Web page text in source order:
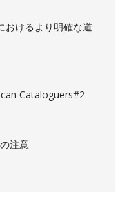
おけるより明確な道
Cataloguers#2
注意